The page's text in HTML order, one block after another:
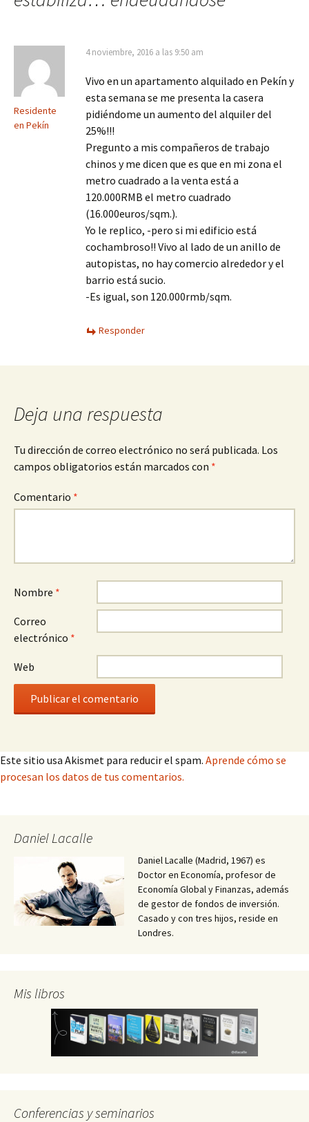
Residente
en Pekín
4 noviembre, 2016 a las 9:50 am
Vivo en un apartamento alquilado en Pekín y
esta semana se me presenta la casera
pidiéndome un aumento del alquiler del
25%!!!
Pregunto a mis compañeros de trabajo
chinos y me dicen que es que en mi zona el
metro cuadrado a la venta está a
120.000RMB el metro cuadrado
(16.000euros/sqm.).
Yo le replico, -pero si mi edificio está
cochambroso!! Vivo al lado de un anillo de
autopistas, no hay comercio alrededor y el
barrio está sucio.
-Es igual, son 120.000rmb/sqm.
Responder
Deja una respuesta
Tu dirección de correo electrónico no será publicada. Los
campos obligatorios están marcados con *
Comentario *
Nombre *
Correo
electrónico *
Web
Este sitio usa Akismet para reducir el spam. Aprende cómo se
procesan los datos de tus comentarios.
Daniel Lacalle
Daniel Lacalle (Madrid, 1967) es
Doctor en Economía, profesor de
Economía Global y Finanzas, además
de gestor de fondos de inversión.
Casado y con tres hijos, reside en
Londres.
Mis libros
Conferencias y seminarios